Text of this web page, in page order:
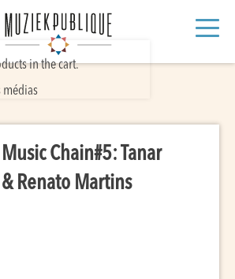
in the cart.
médias
Chain#5: Tanar
Renato Martins